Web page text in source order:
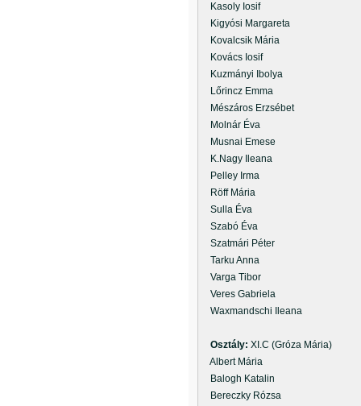
Kasoly Iosif
Kigyósi Margareta
Kovalcsik Mária
Kovács Iosif
Kuzmányi Ibolya
Lőrincz Emma
Mészáros Erzsébet
Molnár Éva
Musnai Emese
K.Nagy Ileana
Pelley Irma
Röff Mária
Sulla Éva
Szabó Éva
Szatmári Péter
Tarku Anna
Varga Tibor
Veres Gabriela
Waxmandschi Ileana
Osztály: XI.C (Gróza Mária)
Albert Mária
Balogh Katalin
Bereczky Rózsa